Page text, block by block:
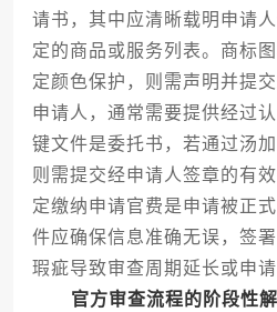
请书，其中应清晰载明申请
定的商品或服务列表。商标
定颜色保护，则需声明并提
申请人，通常需要提供经过
键文件是委托书，若通过汤
则需提交经申请人签章的有
定缴纳申请官费是申请被正
件应确保信息准确无误，签
瑕疵导致审查周期延长或申请
官方审查流程的阶段性